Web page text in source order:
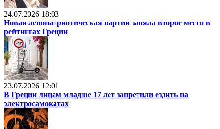
24.07.2026 18:03
Новая левопатриотическая партия заняла второе место в
рейтингах Греции
23.07.2026 12:01
В Греции лицам младше 17 лет запретили ездить на
электросамокатах